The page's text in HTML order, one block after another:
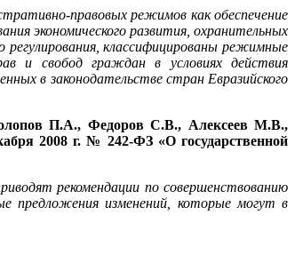
правовых режимов как обеспечение
экономического развития, охранительных
классифицированы режимные
и свобод граждан в условиях действия
в законодательстве стран Евразийского
П.А., Федоров С.В., Алексеев М.В.,
2008 г. № 242-ФЗ «О государственной
рекомендации по совершенствованию
предложения изменений, которые могут в